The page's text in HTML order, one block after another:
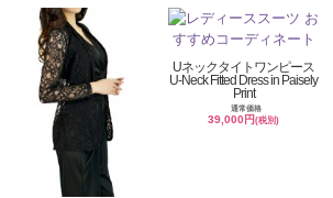
Uネックタイトワンピース
U-Neck Fitted Dress in Paisely
Print
通常価格
39,000円(税別)